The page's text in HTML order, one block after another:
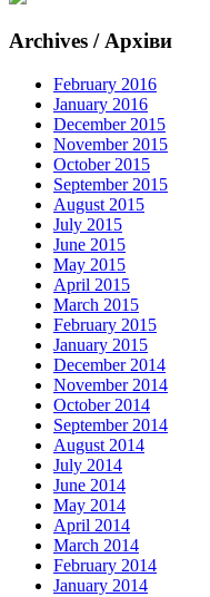
Archives / Архіви
February 2016
January 2016
December 2015
November 2015
October 2015
September 2015
August 2015
July 2015
June 2015
May 2015
April 2015
March 2015
February 2015
January 2015
December 2014
November 2014
October 2014
September 2014
August 2014
July 2014
June 2014
May 2014
April 2014
March 2014
February 2014
January 2014